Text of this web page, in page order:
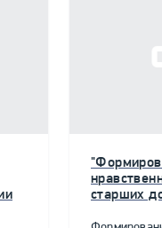
старших